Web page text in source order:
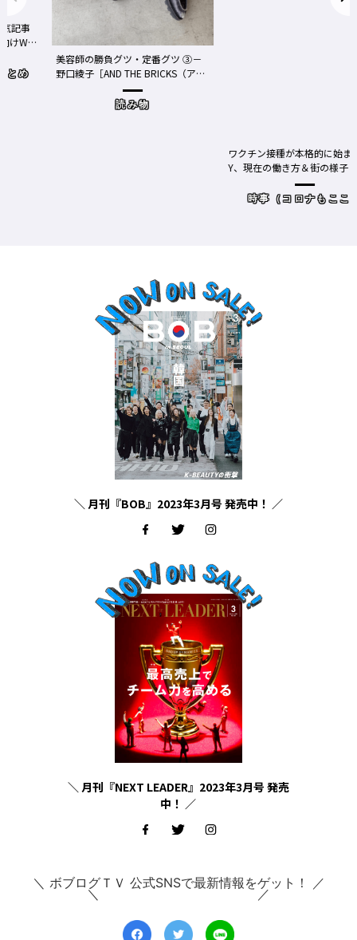
美容師の勝負グツ・定番グツ ③－
野口綾子［AND THE BRICKS（アン
ドザブリックス）／神奈川県鎌倉
読み物
ワクチン接種が本格的に始まったN
Y、現在の働き方＆街の様子
時事（コロナもここ）
＼ 月刊『BOB』2023年3月号 発売中！ ／
＼ 月刊『NEXT LEADER』2023年3月号 発売
中！ ／
＼ ボブログＴＶ 公式SNSで最新情報をゲット！ ／